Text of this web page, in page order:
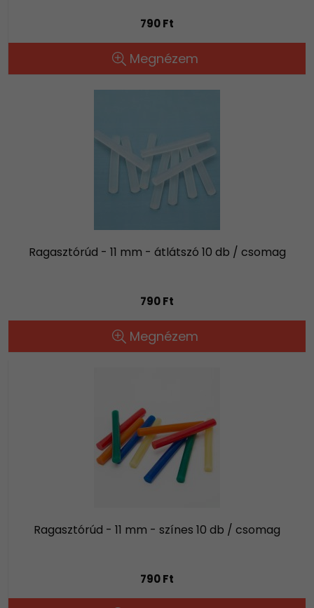
790 Ft
Megnézem
Ragasztórúd - 11 mm - átlátszó 10 db / csomag
790 Ft
Megnézem
Ragasztórúd - 11 mm - színes 10 db / csomag
790 Ft